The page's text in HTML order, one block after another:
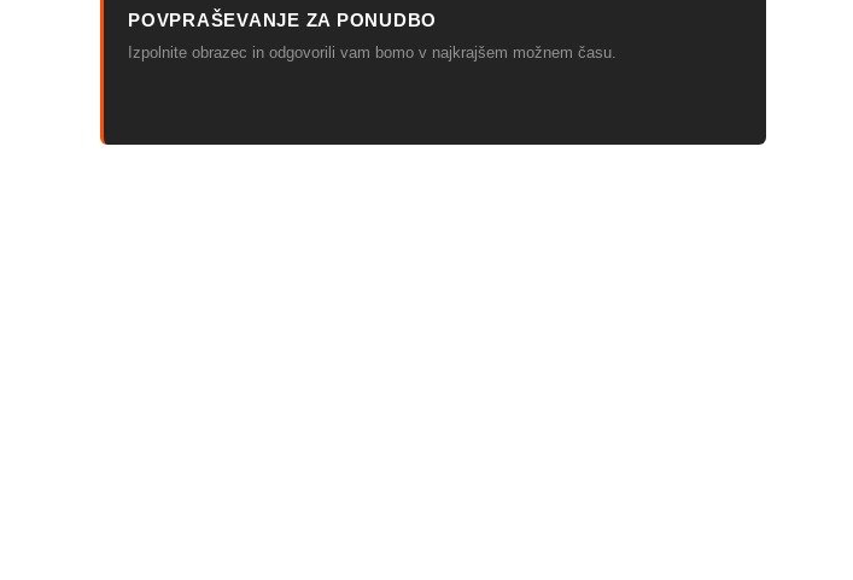
POVPRAŠEVANJE ZA PONUDBO
Izpolnite obrazec in odgovorili vam bomo v najkrajšem možnem času.